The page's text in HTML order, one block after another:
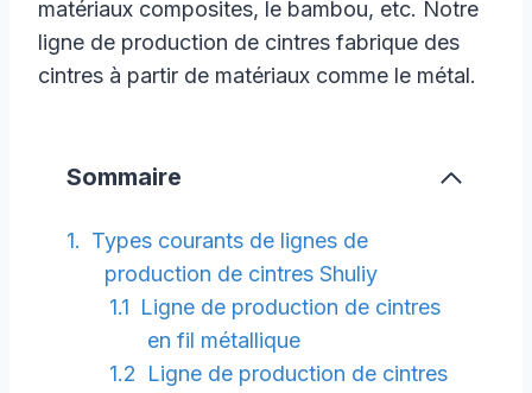
matériaux composites, le bambou, etc. Notre
ligne de production de cintres fabrique des
cintres à partir de matériaux comme le métal.
Sommaire
Types courants de lignes de
production de cintres Shuliy
Ligne de production de cintres
en fil métallique
Ligne de production de cintres